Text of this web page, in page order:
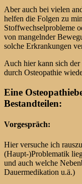
Aber auch bei vielen
helfen die Folgen zu
Stoffwechselprobleme
von mangelnder
solche Erkrankungen
Auch hier kann sich
durch Osteopathie
Eine
Bestandteilen:
Vorgespräch:
Hier versuche ich
(Haupt-)Problematik
und auch welche
Dauermedikation u.ä.)